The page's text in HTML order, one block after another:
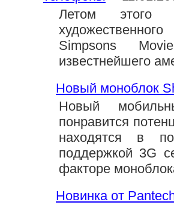
Летом этого
Simpsons
известнейшего
Новый моноблок
Новый
понравится
находятся в
поддержкой 3G
факторе
Новинка от